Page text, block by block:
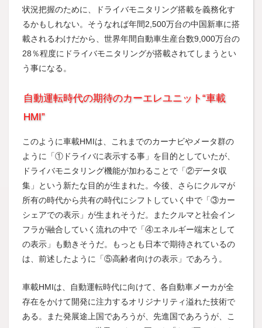
状況把握のために、ドライバモニタリング搭載を義務化す
るかもしれない。そうなれば年間2,500万台の中国新車に搭
載されるわけだから、世界年間自動車生産台数9,000万台の
28％程度にドライバモニタリングが搭載されてしまうとい
う事になる。
自動運転時代の期待のカーエレユニット“車載
HMI”
このように車載HMIは、これまでのカーナビやメータ群の
ように「①ドライバに表示する事」を目的としていたが、
ドライバモニタリング機能が加わることで「②データ収
集」という新たな目的が生まれた。今後、さらにクルマが
所有の時代から共有の時代にシフトしていく中で「③カー
シェアでの表示」が生まれそうだ。またクルマと社会イン
フラが融合していく流れの中で「④エネルギー端末として
の表示」も動きそうだ。もっとも日本で期待されているの
は、前述したように「⑤高齢者向けの表示」であろう。
車載HMIは、自動運転時代に向けて、各自動車メーカが全
存在をかけて開発に注力するオリジナリティ溢れた技術で
ある。また発展途上国であろうが、先進国であろうが、こ